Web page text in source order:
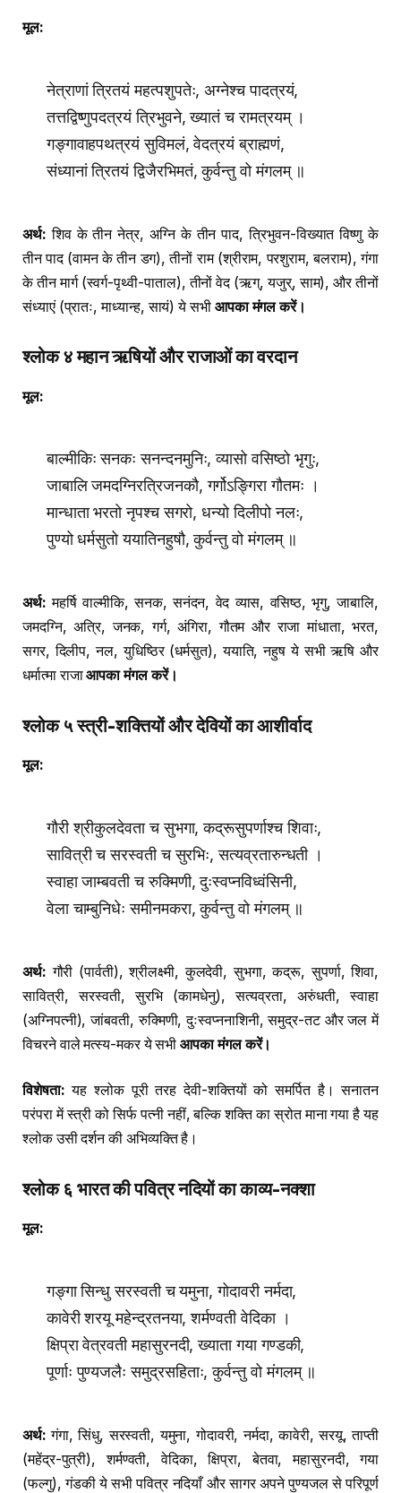
मूल:
नेत्राणां त्रितयं महत्पशुपतेः, अग्नेश्च पादत्रयं,
तत्तद्विष्णुपदत्रयं त्रिभुवने, ख्यातं च रामत्रयम् ।
गङ्गावाहपथत्रयं सुविमलं, वेदत्रयं ब्राह्मणं,
संध्यानां त्रितयं द्विजैरभिमतं, कुर्वन्तु वो मंगलम् ॥
अर्थ: शिव के तीन नेत्र, अग्नि के तीन पाद, त्रिभुवन-विख्यात विष्णु के
तीन पाद (वामन के तीन डग), तीनों राम (श्रीराम, परशुराम, बलराम), गंगा
के तीन मार्ग (स्वर्ग-पृथ्वी-पाताल), तीनों वेद (ऋग्, यजुर्, साम), और तीनों
संध्याएं (प्रातः, माध्यान्ह, सायं) ये सभी आपका मंगल करें।
श्लोक ४ महान ऋषियों और राजाओं का वरदान
मूल:
बाल्मीकिः सनकः सनन्दनमुनिः, व्यासो वसिष्ठो भृगुः,
जाबालि जमदग्निरत्रिजनकौ, गर्गोऽङ्गिरा गौतमः ।
मान्धाता भरतो नृपश्च सगरो, धन्यो दिलीपो नलः,
पुण्यो धर्मसुतो ययातिनहुषौ, कुर्वन्तु वो मंगलम् ॥
अर्थ: महर्षि वाल्मीकि, सनक, सनंदन, वेद व्यास, वसिष्ठ, भृगु, जाबालि,
जमदग्नि, अत्रि, जनक, गर्ग, अंगिरा, गौतम और राजा मांधाता, भरत,
सगर, दिलीप, नल, युधिष्ठिर (धर्मसुत), ययाति, नहुष ये सभी ऋषि और
धर्मात्मा राजाआपका मंगल करें।
श्लोक ५ स्त्री-शक्तियों और देवियों का आशीर्वाद
मूल:
गौरी श्रीकुलदेवता च सुभगा, कद्रूसुपर्णाश्च शिवाः,
सावित्री च सरस्वती च सुरभिः, सत्यव्रतारुन्धती ।
स्वाहा जाम्बवती च रुक्मिणी, दुःस्वप्नविध्वंसिनी,
वेला चाम्बुनिधेः समीनमकरा, कुर्वन्तु वो मंगलम् ॥
अर्थ: गौरी (पार्वती), श्रीलक्ष्मी, कुलदेवी, सुभगा, कद्रू, सुपर्णा, शिवा,
सावित्री, सरस्वती, सुरभि (कामधेनु), सत्यव्रता, अरुंधती, स्वाहा
(अग्निपत्नी), जांबवती, रुक्मिणी, दुःस्वप्ननाशिनी, समुद्र-तट और जल में
विचरने वाले मत्स्य-मकर ये सभीआपका मंगल करें।
विशेषता: यह श्लोक पूरी तरह देवी-शक्तियों को समर्पित है। सनातन
परंपरा में स्त्री को सिर्फ पत्नी नहीं, बल्कि शक्ति का स्रोत माना गया है यह
श्लोक उसी दर्शन की अभिव्यक्ति है।
श्लोक ६ भारत की पवित्र नदियों का काव्य-नक्शा
मूल:
गङ्गा सिन्धु सरस्वती च यमुना, गोदावरी नर्मदा,
कावेरी शरयू महेन्द्रतनया, शर्मण्वती वेदिका ।
क्षिप्रा वेत्रवती महासुरनदी, ख्याता गया गण्डकी,
पूर्णाः पुण्यजलैः समुद्रसहिताः, कुर्वन्तु वो मंगलम् ॥
अर्थ: गंगा, सिंधु, सरस्वती, यमुना, गोदावरी, नर्मदा, कावेरी, सरयू, ताप्ती
(महेंद्र-पुत्री), शर्मण्वती, वेदिका, क्षिप्रा, बेतवा, महासुरनदी, गया
(फल्गु), गंडकी ये सभी पवित्र नदियाँ और सागर अपने पुण्यजल से परिपूर्ण